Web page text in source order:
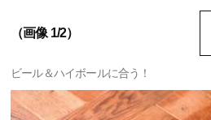
（画像 1/2）
ビール＆ハイボールに合う！